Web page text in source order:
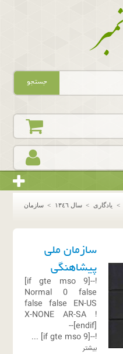
جستجو
> یادگاری > سال ١٣٤٦ > سازمان
سازمان ملی
پیشاهنگی
!--[if gte mso 9]
Normal
0
false
false false
EN-US
X-NONE
AR-SA
!
[endif]--
!--[if gte mso 9]
...
بیشتر